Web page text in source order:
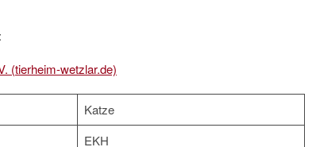
(tierheim-wetzlar.de)
Katze
EKH